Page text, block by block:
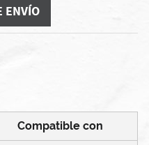
ENVÍO
Compatible con